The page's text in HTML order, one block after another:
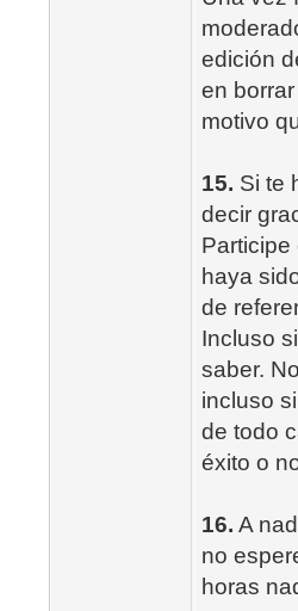
edición
en
motivo
15. Si te
decir
haya
de
Incluso
saber.
incluso
de todo
éxito o
16. A
no
horas